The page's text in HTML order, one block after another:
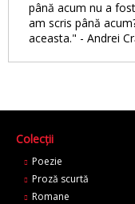
până acum nu a
am scris până
aceasta." - Andrei
Colecții
Poezie
Proză scurtă
Romane